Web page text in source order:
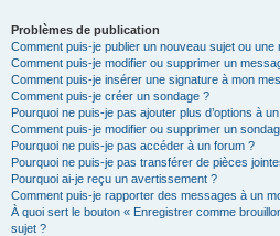
Problèmes de publication
Comment puis-je publier un nouveau sujet ou une
Comment puis-je modifier ou supprimer un
Comment puis-je insérer une signature à mon
Comment puis-je créer un sondage ?
Pourquoi ne puis-je pas ajouter plus d’options à
Comment puis-je modifier ou supprimer un
Pourquoi ne puis-je pas accéder à un forum ?
Pourquoi ne puis-je pas transférer de pièces
Pourquoi ai-je reçu un avertissement ?
Comment puis-je rapporter des messages à un
À quoi sert le bouton « Enregistrer comme
sujet ?